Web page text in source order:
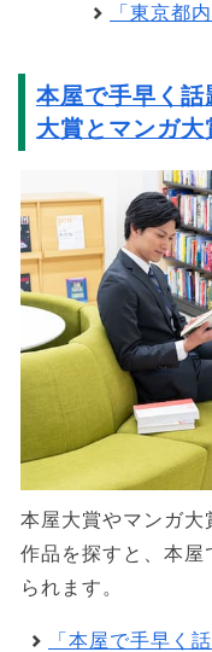
「東京都
本屋で手早く話
大賞とマンガ大
本屋大賞やマンガ大
作品を探すと、本屋
られます。
「本屋で手早く